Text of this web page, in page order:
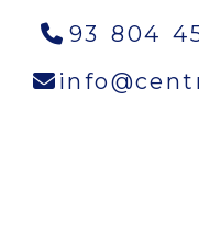
93 804
info